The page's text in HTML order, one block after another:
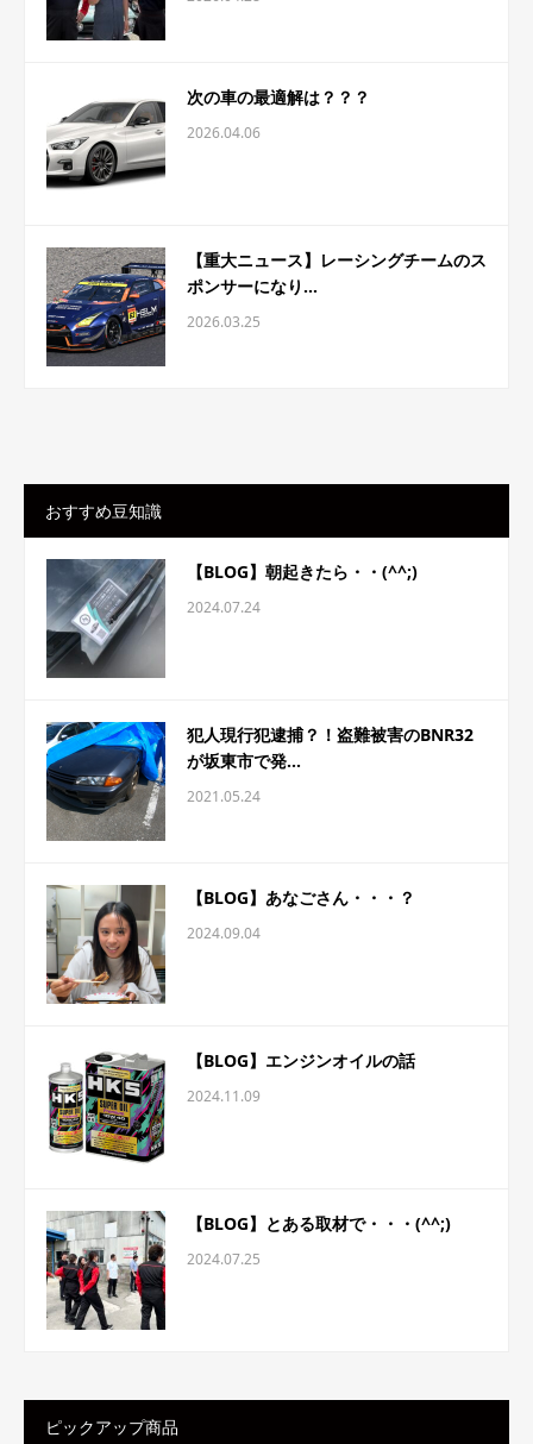
次の車の最適解は？？？
2026.04.06
【重大ニュース】レーシングチームのス
ポンサーになり...
2026.03.25
おすすめ豆知識
【BLOG】朝起きたら・・(^^;)
2024.07.24
犯人現行犯逮捕？！盗難被害のBNR32
が坂東市で発...
2021.05.24
【BLOG】あなごさん・・・？
2024.09.04
【BLOG】エンジンオイルの話
2024.11.09
【BLOG】とある取材で・・・(^^;)
2024.07.25
ピックアップ商品